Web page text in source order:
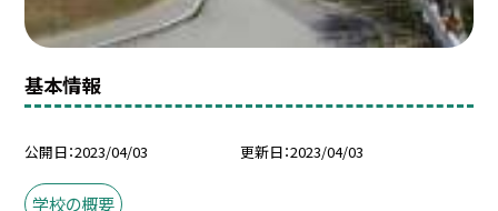
基本情報
公開日 2023/04/03 更新日 2023/04/03
学校の概要